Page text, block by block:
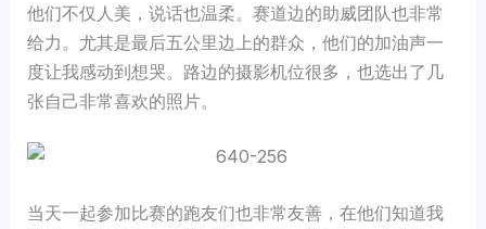
他们不仅人美，说话也温柔。赛道边的助威团队也非常
给力。尤其是最后五公里边上的群众，他们的加油声一
度让我感动到想哭。路边的摄影机位很多，也选出了几
张自己非常喜欢的照片。
当天一起参加比赛的跑友们也非常友善，在他们知道我